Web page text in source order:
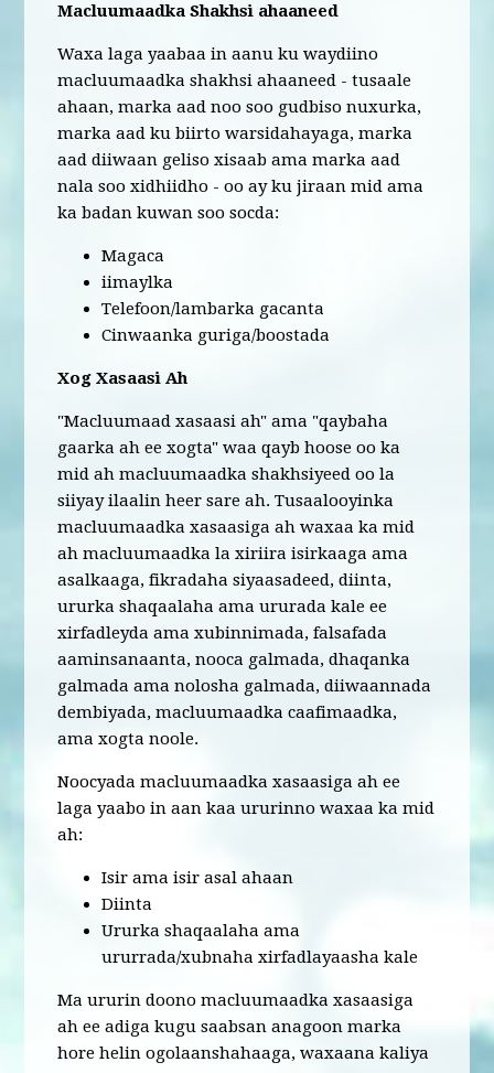
Macluumaadka Shakhsi ahaaneed
Waxa laga yaabaa in aanu ku waydiino
macluumaadka shakhsi ahaaneed - tusaale
ahaan, marka aad noo soo gudbiso nuxurka,
marka aad ku biirto warsidahayaga, marka
aad diiwaan geliso xisaab ama marka aad
nala soo xidhiidho - oo ay ku jiraan mid ama
ka badan kuwan soo socda:
Magaca
iimaylka
Telefoon/lambarka gacanta
Cinwaanka guriga/boostada
Xog Xasaasi Ah
"Macluumaad xasaasi ah" ama "qaybaha
gaarka ah ee xogta" waa qayb hoose oo ka
mid ah macluumaadka shakhsiyeed oo la
siiyay ilaalin heer sare ah. Tusaalooyinka
macluumaadka xasaasiga ah waxaa ka mid
ah macluumaadka la xiriira isirkaaga ama
asalkaaga, fikradaha siyaasadeed, diinta,
ururka shaqaalaha ama ururada kale ee
xirfadleyda ama xubinnimada, falsafada
aaminsanaanta, nooca galmada, dhaqanka
galmada ama nolosha galmada, diiwaannada
dembiyada, macluumaadka caafimaadka,
ama xogta noole.
Noocyada macluumaadka xasaasiga ah ee
laga yaabo in aan kaa ururinno waxaa ka mid
ah:
Isir ama isir asal ahaan
Diinta
Ururka shaqaalaha ama
ururrada/xubnaha xirfadlayaasha kale
Ma ururin doono macluumaadka xasaasiga
ah ee adiga kugu saabsan anagoon marka
hore helin ogolaanshahaaga, waxaana kaliya